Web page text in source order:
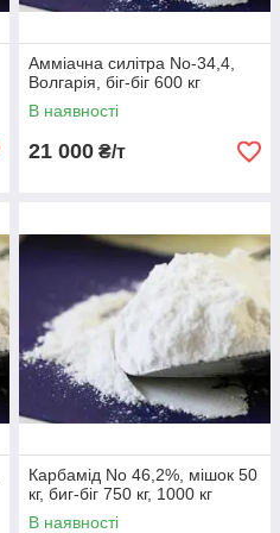
Амміачна силітра No-34,4,
Boлгарія, біг-біг 600 кг
В наявності
21 000 ₴/т
Карбамід No 46,2%, мішок 50
кг, биг-біг 750 кг, 1000 кг
В наявності